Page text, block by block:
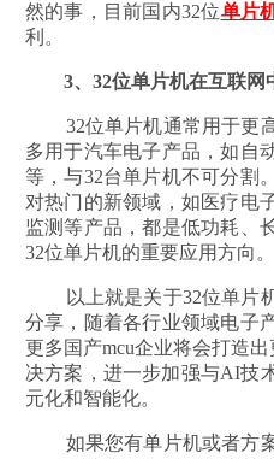
然的事，目前国内32位单片
利。
3、32位单片机在互联网
32位单片机通常用于更高
多用于汽车电子产品，如自
等，与32台单片机不可分割
对热门的新领域，如医疗电
监测等产品，都是低功耗、
32位单片机的重要应用方向。
以上就是关于32位单片机
分享，随着各行业领域电子
更多国产mcu企业将会打造
决方案，进一步加强与AI技
元化和智能化。
如果您有单片机或者方案